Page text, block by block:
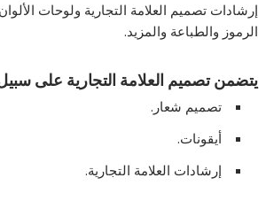
إرشادات تصميم العلامة التجارية ولوحات
الرموز والطباعة والمزيد.
يتضمن تصميم العلامة التجارية على
تصميم شعار.
أيقونات.
إرشادات العلامة التجارية.